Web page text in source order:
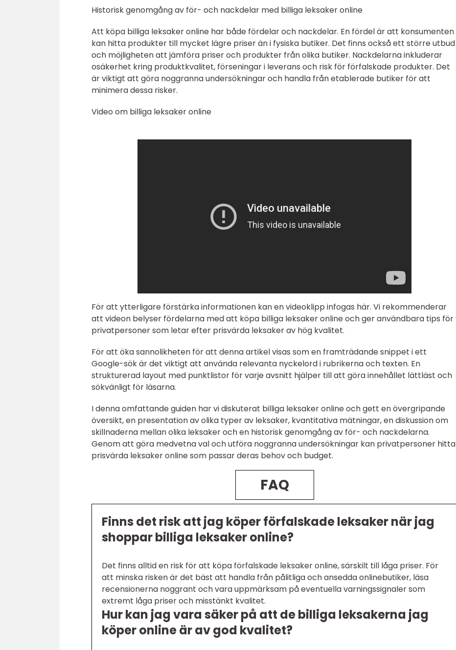
Historisk genomgång av för- och nackdelar med billiga leksaker online
Att köpa billiga leksaker online har både fördelar och nackdelar. En fördel är att konsumenten
kan hitta produkter till mycket lägre priser än i fysiska butiker. Det finns också ett större utbud
och möjligheten att jämföra priser och produkter från olika butiker. Nackdelarna inkluderar
osäkerhet kring produktkvalitet, förseningar i leverans och risk för förfalskade produkter. Det
är viktigt att göra noggranna undersökningar och handla från etablerade butiker för att
minimera dessa risker.
Video om billiga leksaker online
För att ytterligare förstärka informationen kan en videoklipp infogas här. Vi rekommenderar
att videon belyser fördelarna med att köpa billiga leksaker online och ger användbara tips för
privatpersoner som letar efter prisvärda leksaker av hög kvalitet.
För att öka sannolikheten för att denna artikel visas som en framträdande snippet i ett
Google-sök är det viktigt att använda relevanta nyckelord i rubrikerna och texten. En
strukturerad layout med punktlistor för varje avsnitt hjälper till att göra innehållet lättläst och
sökvänligt för läsarna.
I denna omfattande guiden har vi diskuterat billiga leksaker online och gett en övergripande
översikt, en presentation av olika typer av leksaker, kvantitativa mätningar, en diskussion om
skillnaderna mellan olika leksaker och en historisk genomgång av för- och nackdelarna.
Genom att göra medvetna val och utföra noggranna undersökningar kan privatpersoner hitta
prisvärda leksaker online som passar deras behov och budget.
FAQ
Finns det risk att jag köper förfalskade leksaker när jag
shoppar billiga leksaker online?
Det finns alltid en risk för att köpa förfalskade leksaker online, särskilt till låga priser. För
att minska risken är det bäst att handla från pålitliga och ansedda onlinebutiker, läsa
recensionerna noggrant och vara uppmärksam på eventuella varningssignaler som
extremt låga priser och misstänkt kvalitet.
Hur kan jag vara säker på att de billiga leksakerna jag
köper online är av god kvalitet?